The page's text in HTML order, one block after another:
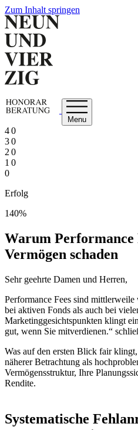
Zum Inhalt springen
Menu
4 0
3 0
2 0
1 0
0
Erfolg
140%
Warum Performance
Vermögen schaden
Sehr geehrte Damen und Herren,
Performance Fees sind
bei aktiven Fonds als auch bei
Marketinggesichtspunkten klingt
gut, wenn Sie mitverdienen.“
Was auf den ersten Blick fair
näherer Betrachtung als
Vermögensstruktur, Ihre
Rendite.
Systematische